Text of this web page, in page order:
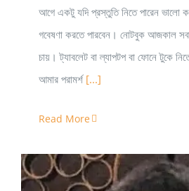
আগে একটু যদি প্রস্তুতি নিতে পারেন ভালো
গবেষণা করতে পারবেন। নোটবুক আজকাল
চায়। ট্যাবলেট বা ল্যাপটপ বা ফোনে টুকে
আমার পরামর্শ [...]
Read More